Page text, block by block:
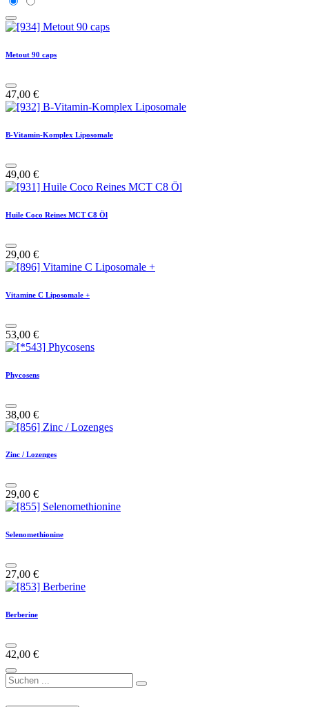
Metout 90 caps
47,00 €
B-Vitamin-Komplex Liposomale
49,00 €
Huile Coco Reines MCT C8 Öl
29,00 €
Vitamine C Liposomale +
53,00 €
Phycosens
38,00 €
Zinc / Lozenges
29,00 €
Selenomethionine
27,00 €
Berberine
42,00 €